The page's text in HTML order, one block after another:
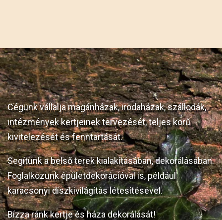
Cégünk vállalja magánházak, irodaházak, szállodák,
intézmények kertjeinek tervezését, teljes körű
kivitelezését és fenntartását.
Segítünk a belső terek kialakításában, dekorálásában.
Foglalkozunk épületdekorációval is, például
karácsonyi díszkivilágítás létesítésével.
Bízza ránk kertje és háza dekorálását!